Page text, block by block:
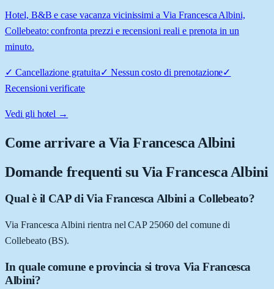
Hotel, B&B e case vacanza vicinissimi a Via Francesca Albini,
Collebeato: confronta prezzi e recensioni reali e prenota in un
minuto.
✓ Cancellazione gratuita✓ Nessun costo di prenotazione✓
Recensioni verificate
Vedi gli hotel →
Come arrivare aVia Francesca Albini
Domande frequenti su Via Francesca Albini
Qual è il CAP di Via Francesca Albini a Collebeato?
Via Francesca Albini rientra nel CAP 25060 del comune di
Collebeato (BS).
In quale comune e provincia si trova Via Francesca
Albini?